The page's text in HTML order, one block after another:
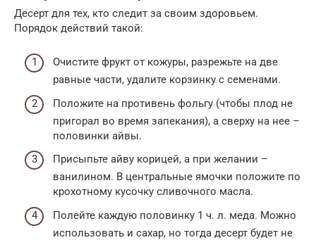
Десерт для тех, кто следит за своим здоровьем.
Порядок действий такой:
Очистите фрукт от кожуры, разрежьте на две
равные части, удалите корзинку с семенами.
Положите на противень фольгу (чтобы плод не
пригорал во время запекания), а сверху на нее –
половинки айвы.
Присыпьте айву корицей, а при желании –
ванилином. В центральные ямочки положите по
крохотному кусочку сливочного масла.
Полейте каждую половинку 1 ч. л. меда. Можно
использовать и сахар, но тогда десерт будет не